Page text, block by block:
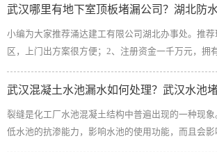
上下法兰连接...
装？下面武汉污水池堵漏公司就来给大家介绍一下关
装前清除界面浮渣尘土及杂物，用钢钉或胶粘将止水
装部位，但必须将有注浆管的面按放在原砼界面上。
胀止水条连接时采用平行搭接方法，其中间不得留
钢钉加强固定，并...
武汉哪里有地下室顶板堵漏公司？湖北防
小编为大家推荐涌达建工有限公司湖北办事处。推
区，上门出方案很方便；2、注册资金一千万元，拥
对公司很满意、给予好评；4、免上门勘测费用，贴
您有所帮助。
裂缝是化工厂水池混凝土结构中普遍出现的一种现
低水池的抗渗能力，影响水池的使用功能，而且会